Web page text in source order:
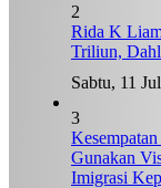
2
Rida K
Triliun,
Sabtu, 11
3
Gunakan
Imigrasi